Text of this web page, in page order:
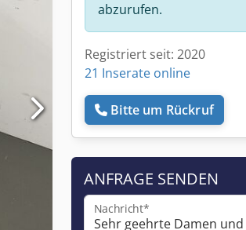
abzurufen.
Registriert seit: 2020
21 Inserate online
Bitte um Rückruf
ANFRAGE SENDEN
Nachricht*